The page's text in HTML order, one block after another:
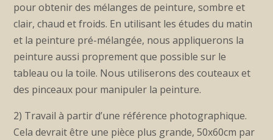
pour obtenir des mélanges de peinture, sombre et
clair, chaud et froids. En utilisant les études du matin
et la peinture pré-mélangée, nous appliquerons la
peinture aussi proprement que possible sur le
tableau ou la toile. Nous utiliserons des couteaux et
des pinceaux pour manipuler la peinture.
2) Travail à partir d’une référence photographique.
Cela devrait être une pièce plus grande, 50x60cm par